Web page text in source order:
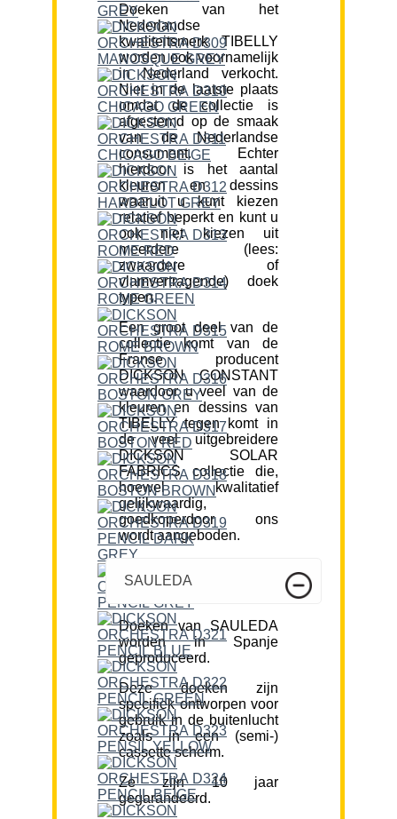
Doeken van het
Nederlandse
kwaliteitsmerk TIBELLY
worden ook voornamelijk
in Nederland verkocht.
Niet in de laatste plaats
omdat de collectie is
afgestemd op de smaak
van de Nederlandse
consument. Echter
hierdoor is het aantal
kleuren en dessins
waaruit u kunt kiezen
relatief beperkt en kunt u
ook niet kiezen uit
meerdere (lees:
zwaardere of
vlamvertragende) doek
typen.
Een groot deel van de
collectie komt van de
Franse producent
DICKSON CONSTANT
waardoor u veel van de
kleuren en dessins van
TIBELLY tegen komt in
de veel uitgebreidere
DICKSON SOLAR
FABRICS collectie die,
hoewel kwalitatief
gelijkwaardig,
goedkoperdoor ons
wordt aangeboden.
SAULEDA
Doeken van SAULEDA
worden in Spanje
geproduceerd.
Deze doeken zijn
specifiek ontworpen voor
gebruik in de buitenlucht
zoals in een (semi-)
cassette scherm.
Ze zijn 10 jaar
gegarandeerd.